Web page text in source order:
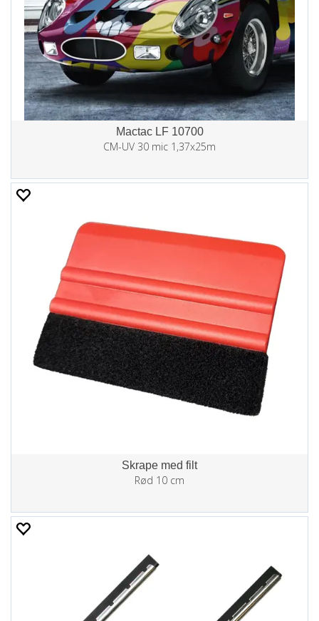
Mactac LF 10700
CM-UV 30 mic 1,37x25m
Skrape med filt
Rød 10 cm